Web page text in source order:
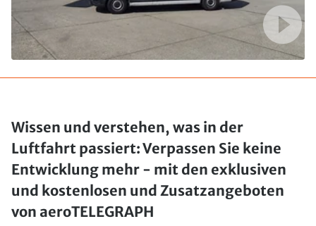
Wissen und verstehen, was in der
Luftfahrt passiert: Verpassen Sie keine
Entwicklung mehr - mit den exklusiven
und kostenlosen und Zusatzangeboten
von aeroTELEGRAPH